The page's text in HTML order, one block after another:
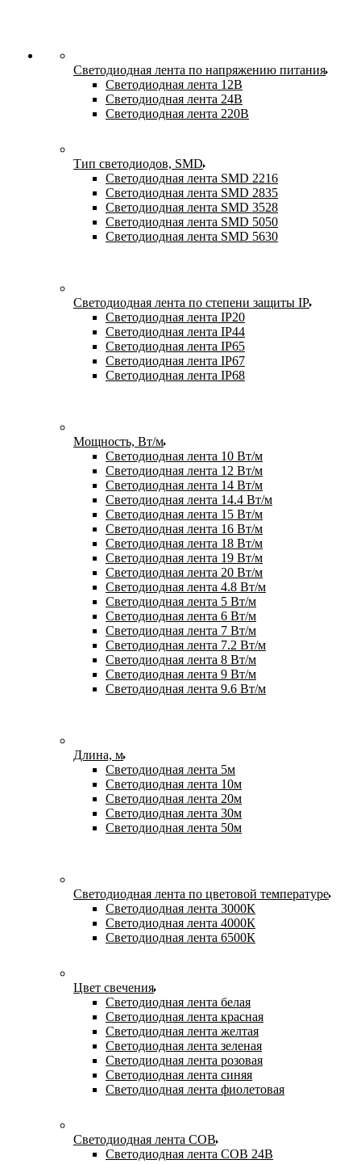
Светодиодная лента по напряжению питания
Светодиодная лента 12В
Светодиодная лента 24В
Светодиодная лента 220В
Тип светодиодов, SMD
Cветодиодная лента SMD 2216
Светодиодная лента SMD 2835
Светодиодная лента SMD 3528
Светодиодная лента SMD 5050
Светодиодная лента SMD 5630
Светодиодная лента по степени защиты IP
Светодиодная лента IP20
Светодиодная лента IP44
Светодиодная лента IP65
Светодиодная лента IP67
Светодиодная лента IP68
Мощность, Вт/м
Светодиодная лента 10 Вт/м
Светодиодная лента 12 Вт/м
Светодиодная лента 14 Вт/м
Светодиодная лента 14.4 Вт/м
Светодиодная лента 15 Вт/м
Светодиодная лента 16 Вт/м
Светодиодная лента 18 Вт/м
Светодиодная лента 19 Вт/м
Светодиодная лента 20 Вт/м
Светодиодная лента 4.8 Вт/м
Светодиодная лента 5 Вт/м
Светодиодная лента 6 Вт/м
Светодиодная лента 7 Вт/м
Светодиодная лента 7.2 Вт/м
Светодиодная лента 8 Вт/м
Светодиодная лента 9 Вт/м
Светодиодная лента 9.6 Вт/м
Длина, м
Светодиодная лента 5м
Светодиодная лента 10м
Светодиодная лента 20м
Светодиодная лента 30м
Светодиодная лента 50м
Светодиодная лента по цветовой температуре
Светодиодная лента 3000К
Светодиодная лента 4000К
Светодиодная лента 6500К
Цвет свечения
Светодиодная лента белая
Светодиодная лента красная
Светодиодная лента желтая
Светодиодная лента зеленая
Светодиодная лента розовая
Светодиодная лента синяя
Светодиодная лента фиолетовая
Светодиодная лента COB
Светодиодная лента COB 24В